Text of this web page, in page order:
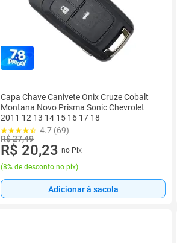
Capa Chave Canivete Onix Cruze Cobalt
Montana Novo Prisma Sonic Chevrolet
2011 12 13 14 15 16 17 18
4.7 (69)
R$ 27,49
R$ 20,23 no Pix
(8% de desconto no pix)
Adicionar à sacola